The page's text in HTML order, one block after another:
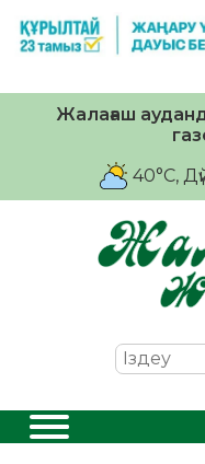
Жалағаш
40°C,